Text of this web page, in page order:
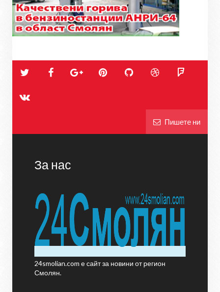
Пишете ни
За нас
24smolian.com е сайт за новини от регион
Смолян.